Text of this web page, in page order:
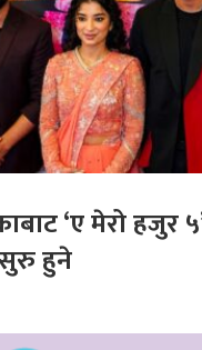
‘ए मेरो हजुर
हुने